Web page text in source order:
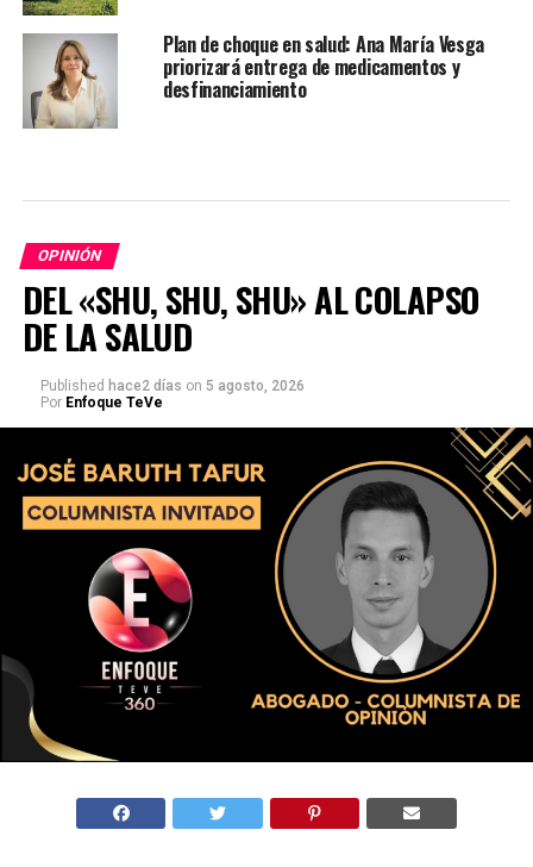
Plan de choque en salud: Ana María Vesga
priorizará entrega de medicamentos y
desfinanciamiento
OPINIÓN
DEL «SHU, SHU, SHU» AL COLAPSO
DE LA SALUD
Published hace2 días on 5 agosto, 2026
Por Enfoque TeVe